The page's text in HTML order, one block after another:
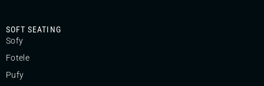
SOFT SEATING
Sofy
Fotele
Pufy